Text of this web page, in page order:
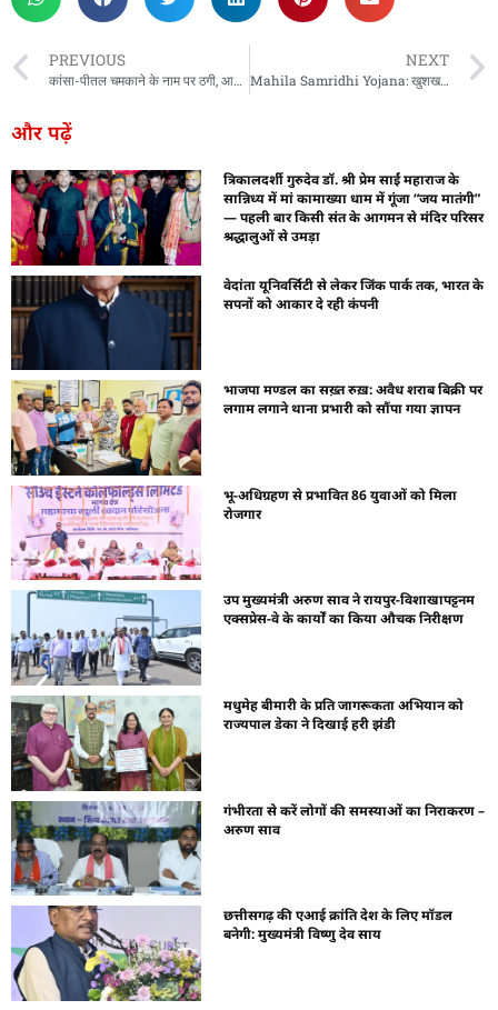
PREVIOUS
कांसा-पीतल चमकाने के नाम पर ठगी, आरोपी गिरफ्तार
NEXT
Mahila Samridhi Yojana: खुशखबरी, जल्द महिलाओं को मिलेंगे 2500 रुपये, योजना को कैबिनेट से मिली मंजूरी
और पढ़ें
त्रिकालदर्शी गुरुदेव डॉ. श्री प्रेम साईं महाराज के
सान्निध्य में मां कामाख्या धाम में गूंजा “जय मातंगी”
— पहली बार किसी संत के आगमन से मंदिर परिसर
श्रद्धालुओं से उमड़ा
वेदांता यूनिवर्सिटी से लेकर जिंक पार्क तक, भारत के
सपनों को आकार दे रही कंपनी
भाजपा मण्डल का सख़्त रुख़: अवैध शराब बिक्री पर
लगाम लगाने थाना प्रभारी को सौंपा गया ज्ञापन
भू-अधिग्रहण से प्रभावित 86 युवाओं को मिला
रोजगार
उप मुख्यमंत्री अरुण साव ने रायपुर-विशाखापट्टनम
एक्सप्रेस-वे के कार्यों का किया औचक निरीक्षण
मधुमेह बीमारी के प्रति जागरूकता अभियान को
राज्यपाल डेका ने दिखाई हरी झंडी
गंभीरता से करें लोगों की समस्याओं का निराकरण –
अरुण साव
छत्तीसगढ़ की एआई क्रांति देश के लिए मॉडल
बनेगी: मुख्यमंत्री विष्णु देव साय